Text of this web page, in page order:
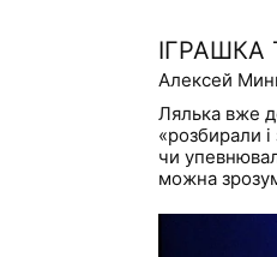
ІГРАШКА
Алексей
Лялька вже
«розбирали
чи
можна